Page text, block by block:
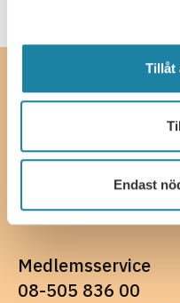
Tillåt
Endast
Kontakta oss
SULF, Sveriges
Ferkens gränd 4, 111 30
08-505 836 00 (växel),
Fler kontaktuppgifter
Faktureringsuppgifter
Medlemsservice
08-505 836 00